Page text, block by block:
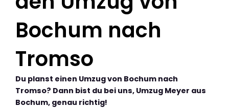
Bochum nach
Tromso
Du planst einen Umzug von Bochum nach
Tromso? Dann bist du bei uns, Umzug Meyer aus
Bochum, genau richtig!